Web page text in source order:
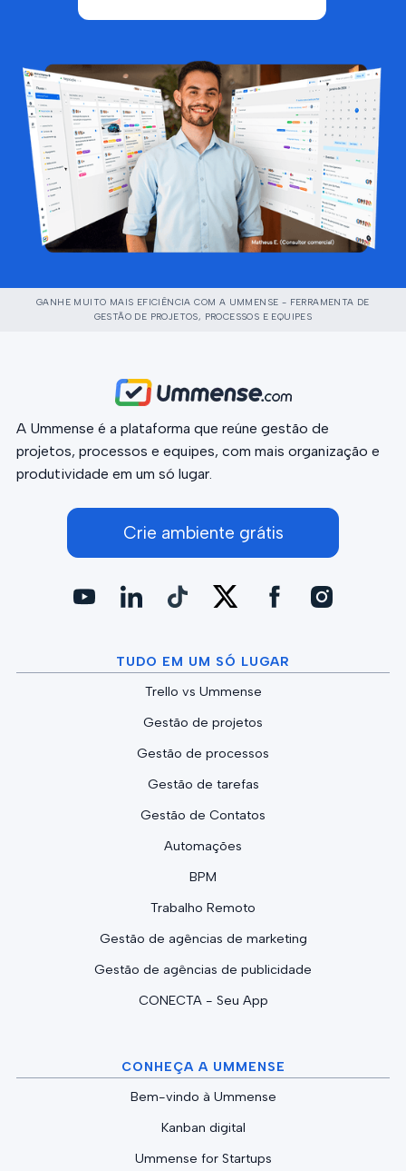
GANHE MUITO MAIS EFICIÊNCIA COM A UMMENSE - FERRAMENTA DE
GESTÃO DE PROJETOS, PROCESSOS E EQUIPES
A Ummense é a plataforma que reúne gestão de
projetos, processos e equipes, com mais organização e
produtividade em um só lugar.
Crie ambiente grátis
TUDO EM UM SÓ LUGAR
Trello vs Ummense
Gestão de projetos
Gestão de processos
Gestão de tarefas
Gestão de Contatos
Automações
BPM
Trabalho Remoto
Gestão de agências de marketing
Gestão de agências de publicidade
CONECTA - Seu App
CONHEÇA A UMMENSE
Bem-vindo à Ummense
Kanban digital
Ummense for Startups